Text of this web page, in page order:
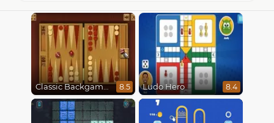
Classic Backgammon 8.5 Ludo Hero 8.4